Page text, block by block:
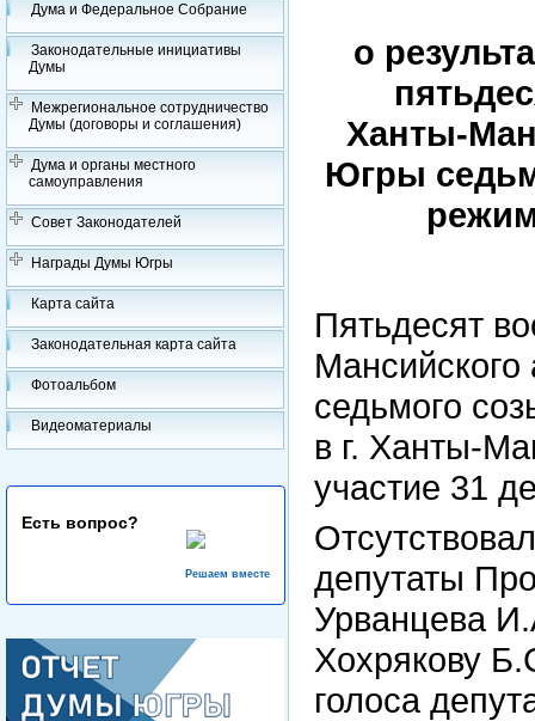
Дума и Федеральное Собрание
Законодательные инициативы
Думы
Межрегиональное сотрудничество
Думы (договоры и соглашения)
Дума и органы местного
самоуправления
Совет Законодателей
Награды Думы Югры
Карта сайта
Законодательная карта сайта
Фотоальбом
Видеоматериалы
Есть вопрос?
Решаем вместе
о
Ханты-
Югры
Пятьдесят
седьмого
в г. Ханты-
участие 31
депутаты
Урванцева
Хохрякову
голоса